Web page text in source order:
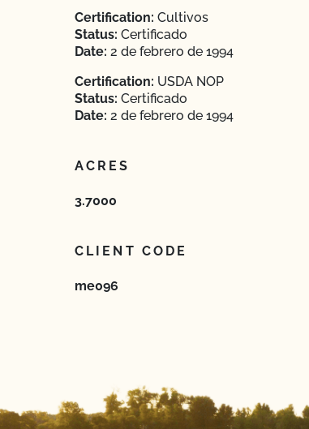
Certification: Cultivos
Status: Certificado
Date: 2 de febrero de 1994
Certification: USDA NOP
Status: Certificado
Date: 2 de febrero de 1994
ACRES
3.7000
CLIENT CODE
me096